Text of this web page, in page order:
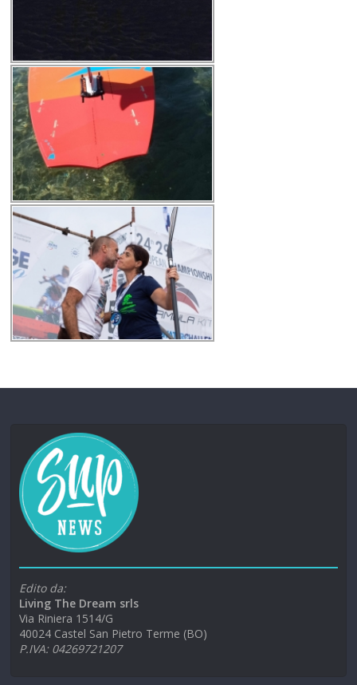
Edito da:
Living The Dream srls
Via Riniera 1514/G
40024 Castel San Pietro Terme (BO)
P.IVA: 04269721207